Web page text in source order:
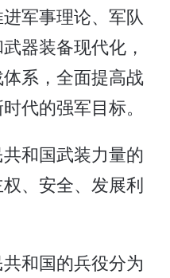
军事理论、军队
器装备现代化，
系，全面提高战
代的强军目标。
和国武装力量的
、安全、发展利
和国的兵役分为